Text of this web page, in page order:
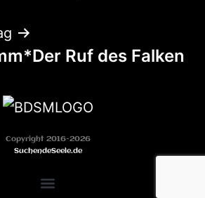
Ruf des Falken
Copyright 2016-2026
SuchendeSeele.de